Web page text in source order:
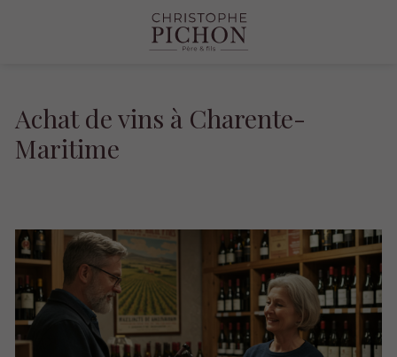
Achat de vins à Charente-
Maritime